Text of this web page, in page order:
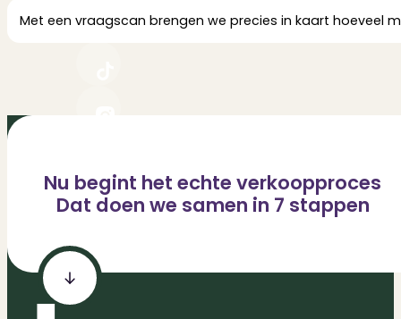
Met een vraagscan brengen we precies in kaart hoeveel
Nu begint het echte verkoopproces
Dat doen we samen in 7 stappen